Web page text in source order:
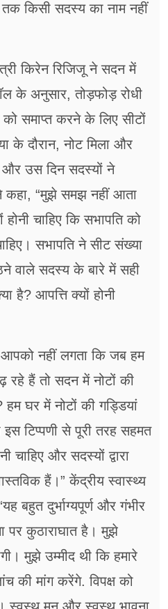
तक किसी सदस्य का नाम नहीं
किरेन रिजिजू ने सदन में
के अनुसार, तोड़फोड़ रोधी
समाप्त करने के लिए सीटों
के दौरान, नोट मिला और
और उस दिन सदस्यों ने
कहा, “मुझे समझ नहीं आता
चाहिए कि सभापति को
सभापति ने सीट संख्या
वाले सदस्य के बारे में सही
है? आपत्ति क्यों होनी
नहीं लगता कि जब हम
रहे हैं तो सदन में नोटों की
घर में नोटों की गड्डियां
टिप्पणी से पूरी तरह सहमत
चाहिए और सदस्यों द्वारा
हैं।” केंद्रीय स्वास्थ्य
बहुत दुर्भाग्यपूर्ण और गंभीर
पर कुठाराघात है। मुझे
मुझे उम्मीद थी कि हमारे
की मांग करेंगे. विपक्ष को